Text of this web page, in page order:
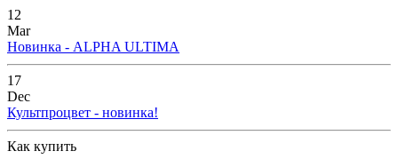
12
Mar
Новинка - ALPHA ULTIMA
17
Dec
Культпроцвет - новинка!
Как купить